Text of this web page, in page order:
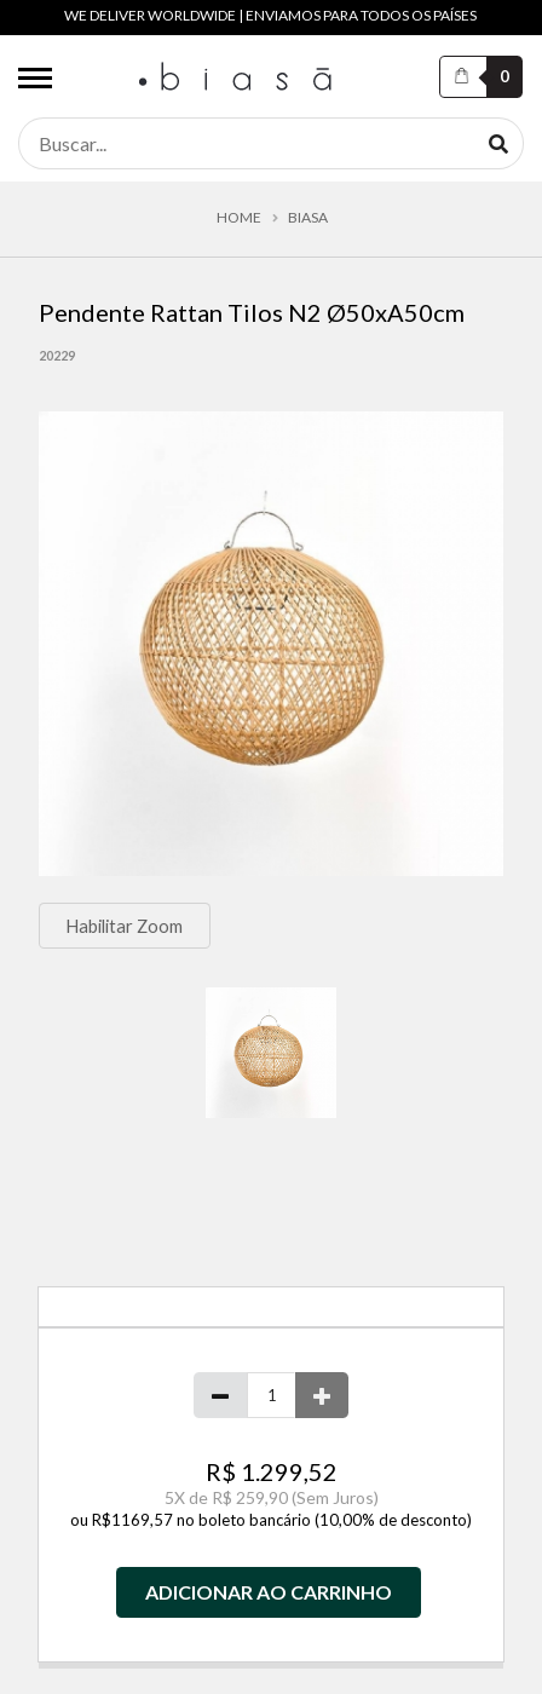
WE DELIVER WORLDWIDE | ENVIAMOS PARA TODOS OS PAÍSES
0
HOME BIASA
Pendente Rattan Tilos N2 Ø50xA50cm
20229
Habilitar Zoom
R$ 1.299,52
5X de R$ 259,90 (Sem Juros)
ou R$1169,57 no boleto bancário (10,00% de desconto)
ADICIONAR AO CARRINHO